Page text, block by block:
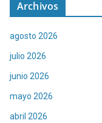
Archivos
agosto 2026
julio 2026
junio 2026
mayo 2026
abril 2026